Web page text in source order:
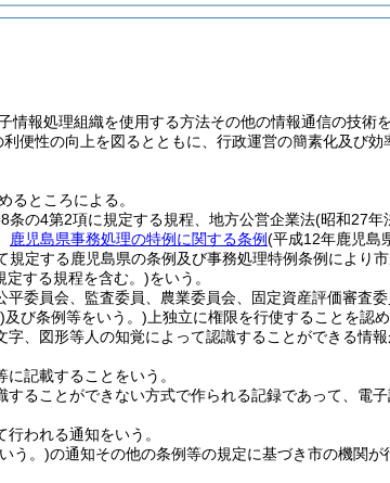
報処理組織を使用する方法その他の情報通信の技術
便性の向上を図るとともに、行政運営の簡素化及び効
るところによる。
条の4第2項に規定する規程、地方公営企業法(昭和27年
鹿児島県事務処理の特例に関する条例(平成12年鹿児島
定する鹿児島県の条例及び事務処理特例条例により
定する規程を含む。)をいう。
委員会、監査委員、農業委員会、固定資産評価審査委
及び条例等をいう。) 上独立に権限を行使することを認
、図形等人の知覚によって認識することができる情
記載することをいう。
ることができない方式で作られる記録であって、電
われる通知をいう。
う。)の通知その他の条例等の規定に基づき市の機関が